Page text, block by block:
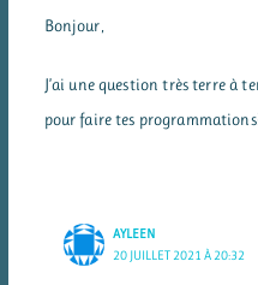
Bonjour,
J’ai une question très terre à
pour faire tes
AYLEEN
20 JUILLET 2021 À 20:32